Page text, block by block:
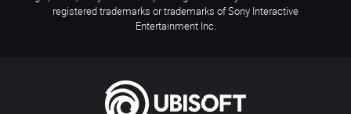
registered trademarks or trademarks of Sony Interactive
Entertainment Inc.